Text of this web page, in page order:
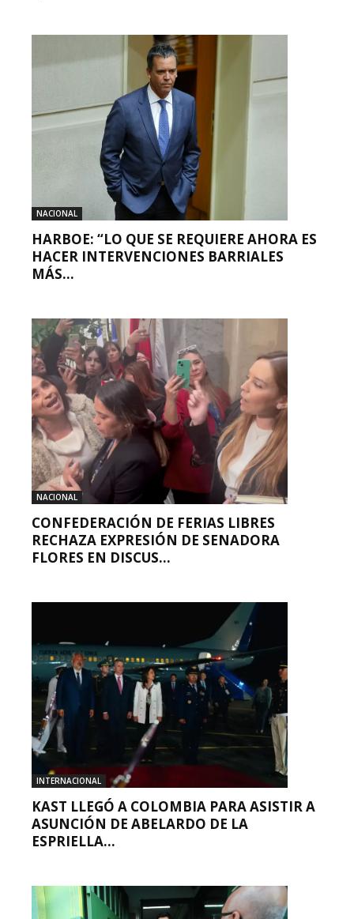
NACIONAL
HARBOE: “LO QUE SE REQUIERE AHORA ES
HACER INTERVENCIONES BARRIALES
MÁS...
NACIONAL
CONFEDERACIÓN DE FERIAS LIBRES
RECHAZA EXPRESIÓN DE SENADORA
FLORES EN DISCUS...
INTERNACIONAL
KAST LLEGÓ A COLOMBIA PARA ASISTIR A
ASUNCIÓN DE ABELARDO DE LA
ESPRIELLA...